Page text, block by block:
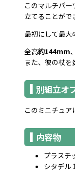
このマルチパ
立てることがで
最初にして最大
全高約144mm
また、彼の杖を
別組立オ
このミニチュ
内容物
プラスチ
シタデル